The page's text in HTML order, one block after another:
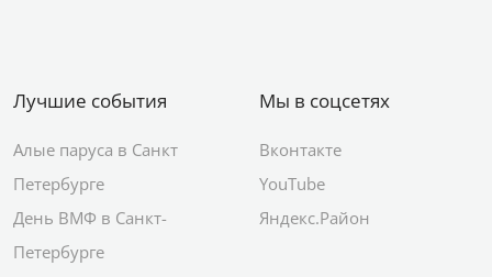
Лучшие события
Алые паруса в Санкт
Петербурге
День ВМФ в Санкт-
Петербурге
Мы в соцсетях
Вконтакте
YouTube
Яндекс.Район